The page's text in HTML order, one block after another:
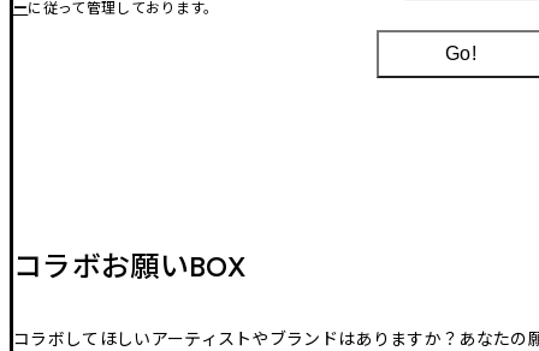
ーに従って管理しております。
Go!
コラボお願いBOX
コラボしてほしいアーティストやブランドはありますか？あなたの